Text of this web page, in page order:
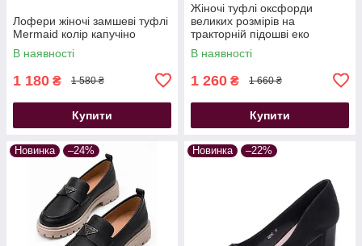
Лофери жіночі замшеві туфлі
Mermaid колір капучіно
В наявності
1 180 ₴ 1 580 ₴
Купити
Жіночі туфлі оксфорди
великих розмірів на
тракторній підошві еко
замшеві на шнурівку чорні
В наявності
1 260 ₴ 1 660 ₴
Купити
Новинка –24% Новинка –22%